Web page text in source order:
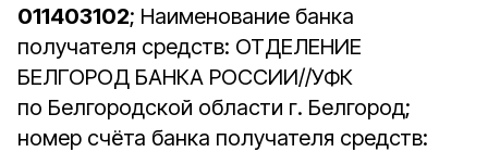
011403102; Наименование банка
получателя средств: ОТДЕЛЕНИЕ
БЕЛГОРОД БАНКА РОССИИ//УФК
по Белгородской области г. Белгород;
номер счёта банка получателя средств: